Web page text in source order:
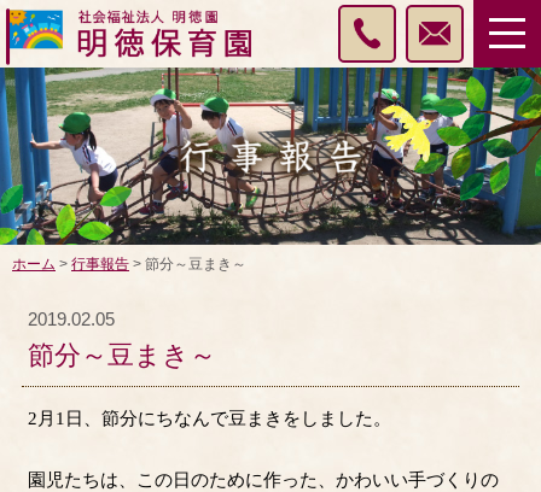
ホーム > 行事報告 > 節分～豆まき～
2019.02.05
節分～豆まき～
2 月 1 日、節分にちなんで豆まきをしました。
園児たちは、この日のために作った、かわいい手づくりの